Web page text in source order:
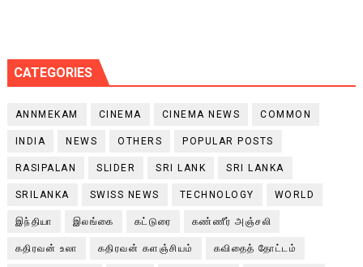
CATEGORIES
ANNMEKAM CINEMA CINEMA NEWS COMMON
INDIA NEWS OTHERS POPULAR POSTS
RASIPALAN SLIDER SRI LANK SRI LANKA
SRILANKA SWISS NEWS TECHNOLOGY WORLD
இந்தியா இலங்கை கட்டுரை கண்ணீர் அஞ்சலி
கதிரவன் உலா கதிரவன் களஞ்சியம் கவிதைத் தோட்டம்